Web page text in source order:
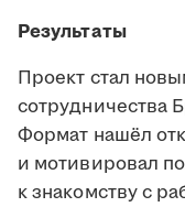
Результаты
Проект стал
сотрудничества
Формат нашёл
и мотивировал
к знакомству с